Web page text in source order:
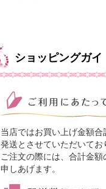
ショッピングガイ
当店ではお買い上げ金額合
発送とさせていただいてお
ご注文の際には、合計金
申しあげます。